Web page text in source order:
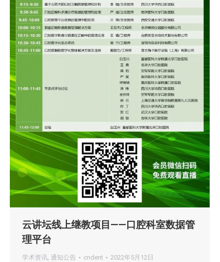
云讲坛线上继教项目——口腔科室数据管
理平台
学术资讯, 通知公告 cndent 2022年5月12日